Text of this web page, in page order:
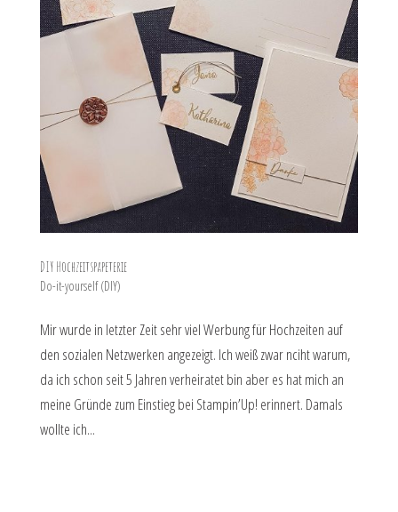
DIY Hochzeitspapeterie
Do-it-yourself (DIY)
Mir wurde in letzter Zeit sehr viel Werbung für Hochzeiten auf
den sozialen Netzwerken angezeigt. Ich weiß zwar nciht warum,
da ich schon seit 5 Jahren verheiratet bin aber es hat mich an
meine Gründe zum Einstieg bei Stampin’Up! erinnert. Damals
wollte ich...